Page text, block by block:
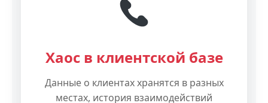
Хаос в клиентской базе
Данные о клиентах хранятся в разных
местах, история взаимодействий